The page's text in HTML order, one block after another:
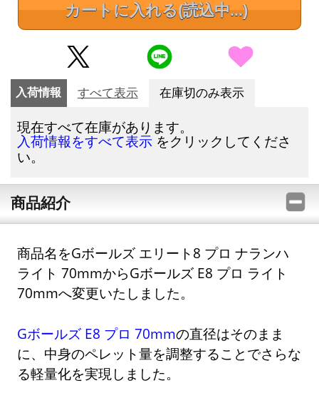
カートに入れる(読込中...)
入荷情報 すべて表示 在庫切のみ表示
現在すべて在庫があります。
入荷情報をすべて表示 をクリックしてくださ
い。
商品紹介
商品名をGボールズ エリート8 プロ ナランハ
ライト 70mmからGボールズ E8 プロ ライト
70mmへ変更いたしました。
Gボールズ E8 プロ 70mmの直径はそのまま
に、中身のペレット量を調整することでさらな
る軽量化を実現しました。